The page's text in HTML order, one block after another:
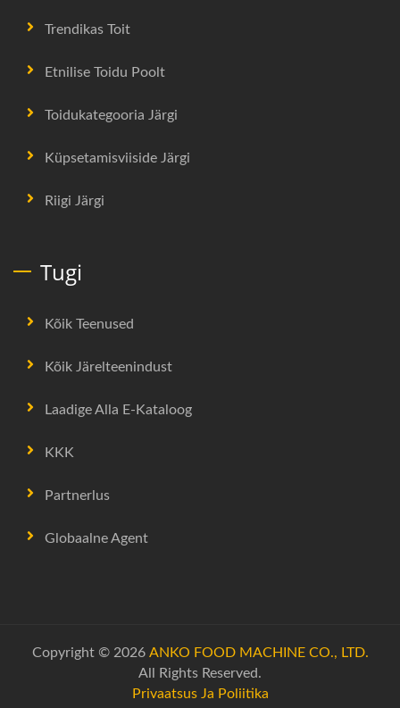
Trendikas Toit
Etnilise Toidu Poolt
Toidukategooria Järgi
Küpsetamisviiside Järgi
Riigi Järgi
Tugi
Kõik Teenused
Kõik Järelteenindust
Laadige Alla E-Kataloog
KKK
Partnerlus
Globaalne Agent
Copyright © 2026 ANKO FOOD MACHINE CO., LTD.
All Rights Reserved.
Privaatsus Ja Poliitika